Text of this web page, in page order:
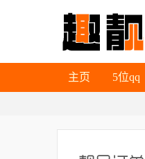
主页
主页
5位qq
5位qq